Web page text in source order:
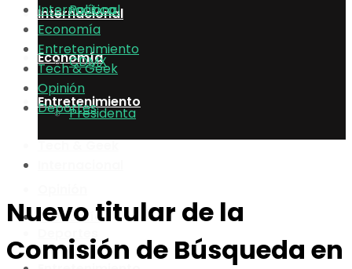
Internacional
Economía
Entretenimiento
Tech & Geek
Política
CDMX
Presidenta
Economía
Internacional
Economía
Entretenimiento
Tech & Geek
Opinión
Deportes
Nuevo titular de la
Comisión de Búsqueda en